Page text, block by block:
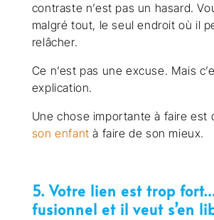
contraste n’est pas un hasard.
malgré tout, le seul endroit où il
relâcher.
Ce n’est pas une excuse. Mais
explication.
Une chose importante à faire est
son enfant à faire de son mieux.
5. Votre lien est trop
fusionnel et il veut s’en